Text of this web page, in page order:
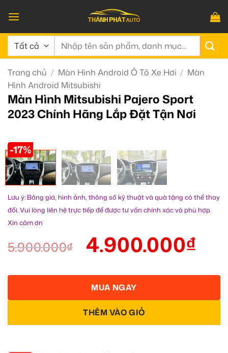
qua
nội
dung
Tìm
Trang chủ / Màn Hình Android Ô Tô Xe Hơi / Màn
Hình Android Mitsubishi
Màn Hình Mitsubishi Pajero Sport
2023 Chính Hãng Lắp Đặt Tận Nơi
-17%
Lưu ý: Bảng giá, hình ảnh, thông số kỹ thuật và quà tặng có thể thay
đổi. Vui lòng liên hệ trực tiếp để được tư vấn chính xác và phù hợp.
Xin cảm ơn
5.900.000₫ 4.900.000₫
THÊM VÀO GIỎ
MUA NGAY